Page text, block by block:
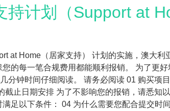
持计划（Support at
at Home（居家支持） 计划的实施，澳大
的每一笔合规费用都能顺利报销。 为了更
分钟时间仔细阅读。 请务必阅读 01 购买
截止日期安排 为了不影响您的报销，请悉
足以下条件： 04 为什么需要您配合提交